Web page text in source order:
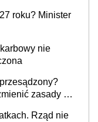
wyjściem
roku? Minister
nie
zasady gry
Rząd nie